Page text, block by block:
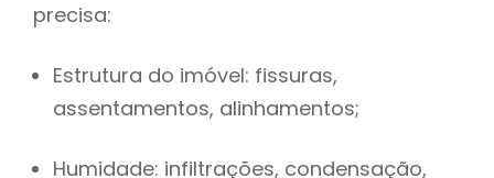
precisa:
Estrutura do imóvel: fissuras,
assentamentos, alinhamentos;
Humidade: infiltrações, condensação,